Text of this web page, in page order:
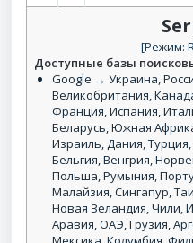
[Режим:
Доступные базы
Google → Украина,
Великобритания,
Франция, Испания,
Беларусь, Южная
Израиль, Дания,
Бельгия, Венгрия,
Польша, Румыния,
Малайзия, Сингапур,
Новая Зеландия, Чили,
Аравия, ОАЭ, Грузия,